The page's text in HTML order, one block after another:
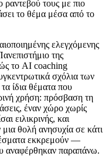
ραντεβού τους με πιο
το θέμα μέσα από το
ελεγχόμενης
της
το AI coaching
σχόλια των
ίδια θέματα που
χρήση: πρόσβαση τη
έναν χώρο χωρίς
ειλικρινής, και
θολή ανησυχία σε κάτι
εκκρεμούν —
αναφέρθηκαν παραπάνω.